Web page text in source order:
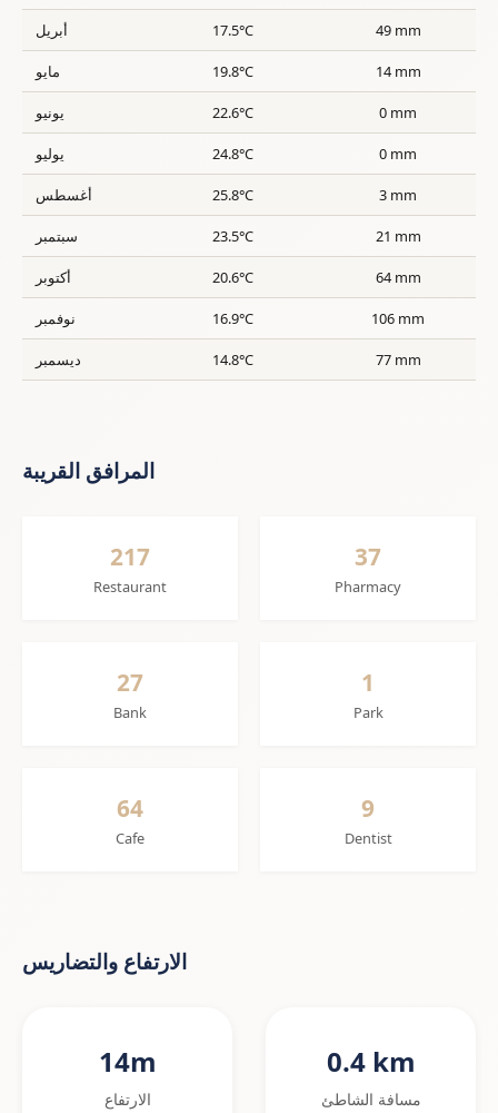
أبريل 17.5°C 49 mm
مايو 19.8°C 14 mm
يونيو 22.6°C 0 mm
يوليو 24.8°C 0 mm
أغسطس 25.8°C 3 mm
سبتمبر 23.5°C 21 mm
أكتوبر 20.6°C 64 mm
نوفمبر 16.9°C 106 mm
ديسمبر 14.8°C 77 mm
المرافق القريبة
217
Restaurant
37
Pharmacy
27
Bank
1
Park
64
Cafe
9
Dentist
الارتفاع والتضاريس
14m
الارتفاع
0.4 km
مسافة الشاطئ